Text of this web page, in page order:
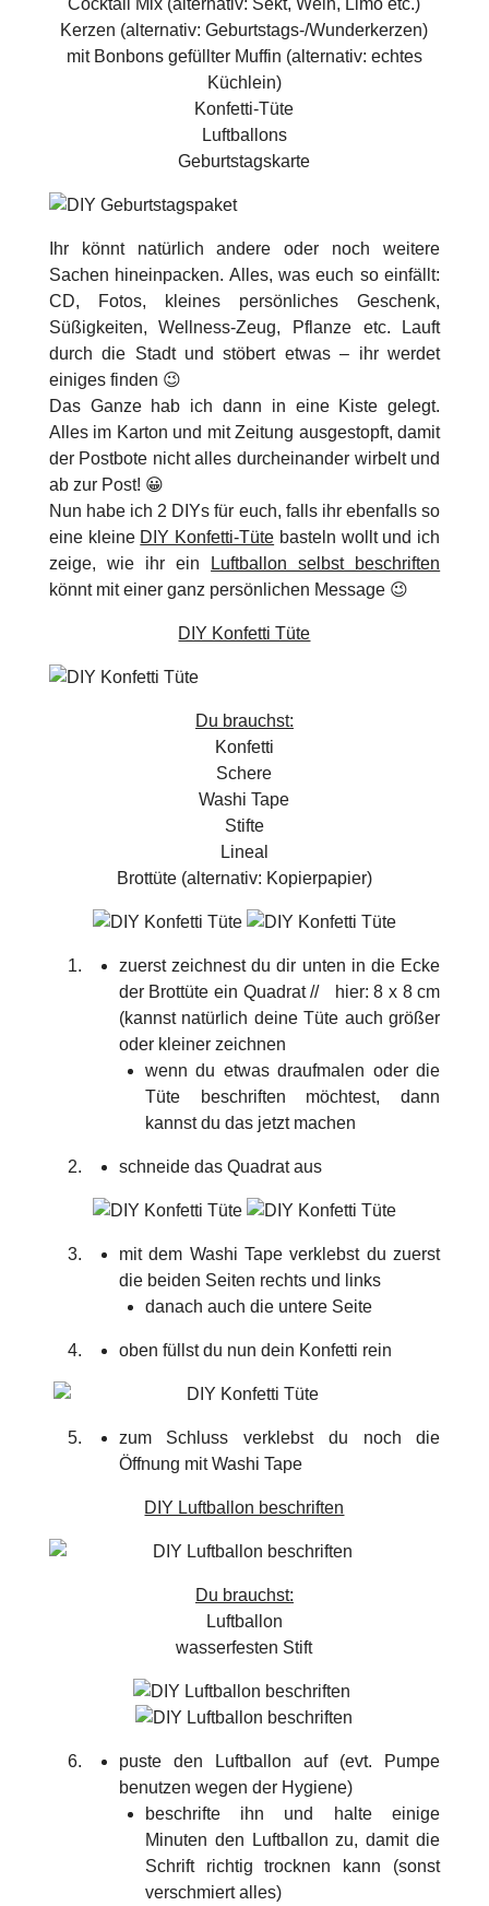
Cocktail Mix (alternativ: Sekt, Wein, Limo etc.)
Kerzen (alternativ: Geburtstags-/Wunderkerzen)
mit Bonbons gefüllter Muffin (alternativ: echtes
Küchlein)
Konfetti-Tüte
Luftballons
Geburtstagskarte
Ihr könnt natürlich andere oder noch weitere
Sachen hineinpacken. Alles, was euch so einfällt:
CD, Fotos, kleines persönliches Geschenk,
Süßigkeiten, Wellness-Zeug, Pflanze etc. Lauft
durch die Stadt und stöbert etwas – ihr werdet
einiges finden 😉
Das Ganze hab ich dann in eine Kiste gelegt.
Alles im Karton und mit Zeitung ausgestopft, damit
der Postbote nicht alles durcheinander wirbelt und
ab zur Post! 😀
Nun habe ich 2 DIYs für euch, falls ihr ebenfalls so
eine kleine DIY Konfetti-Tüte basteln wollt und ich
zeige, wie ihr ein
Luftballon selbst beschriften
könnt mit einer ganz persönlichen Message 😉
DIY Konfetti Tüte
Du brauchst:
Konfetti
Schere
Washi Tape
Stifte
Lineal
Brottüte (alternativ: Kopierpapier)
zuerst zeichnest du dir unten in die Ecke
der Brottüte ein Quadrat // hier: 8 x 8 cm
(kannst natürlich deine Tüte auch größer
oder kleiner zeichnen
wenn du etwas draufmalen oder die
Tüte beschriften möchtest, dann
kannst du das jetzt machen
schneide das Quadrat aus
mit dem Washi Tape verklebst du zuerst
die beiden Seiten rechts und links
danach auch die untere Seite
oben füllst du nun dein Konfetti rein
zum Schluss verklebst du noch die
Öffnung mit Washi Tape
DIY Luftballon beschriften
Du brauchst:
Luftballon
wasserfesten Stift
puste den Luftballon auf (evt. Pumpe
benutzen wegen der Hygiene)
beschrifte ihn und halte einige
Minuten den Luftballon zu, damit die
Schrift richtig trocknen kann (sonst
verschmiert alles)